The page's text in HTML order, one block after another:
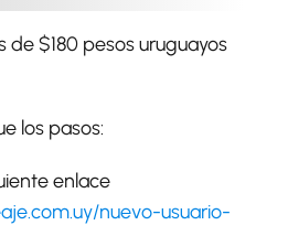
de $180 pesos uruguayos
los pasos:
enlace
nuevo-usuario-